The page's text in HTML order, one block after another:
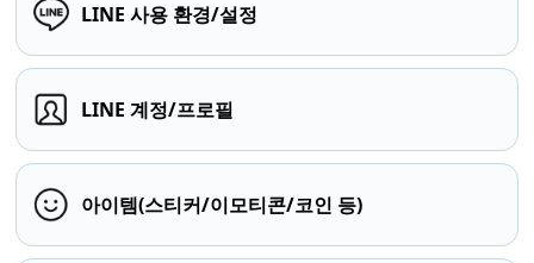
LINE 사용 환경/설정
LINE 계정/프로필
아이템(스티커/이모티콘/코인 등)